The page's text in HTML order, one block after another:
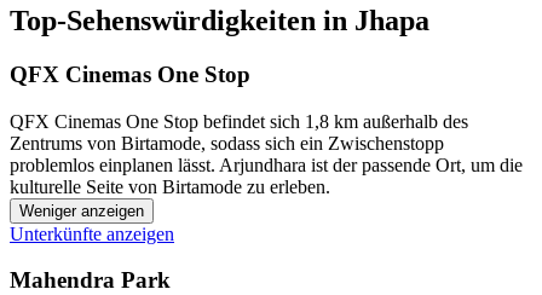
Top-Sehenswürdigkeiten in Jhapa
QFX Cinemas One Stop
QFX Cinemas One Stop befindet sich 1,8 km außerhalb des
Zentrums von Birtamode, sodass sich ein Zwischenstopp
problemlos einplanen lässt. Arjundhara ist der passende Ort, um die
kulturelle Seite von Birtamode zu erleben.
Weniger anzeigen
Unterkünfte anzeigen
Mahendra Park